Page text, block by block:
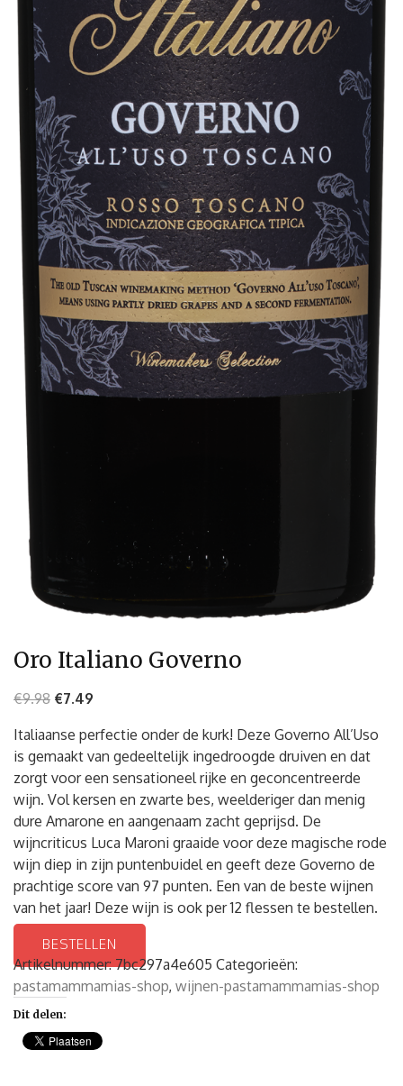
Oro Italiano Governo
€9.98 €7.49
Italiaanse perfectie onder de kurk! Deze Governo All’Uso
is gemaakt van gedeeltelijk ingedroogde druiven en dat
zorgt voor een sensationeel rijke en geconcentreerde
wijn. Vol kersen en zwarte bes, weelderiger dan menig
dure Amarone en aangenaam zacht geprijsd. De
wijncriticus Luca Maroni graaide voor deze magische rode
wijn diep in zijn puntenbuidel en geeft deze Governo de
prachtige score van 97 punten. Een van de beste wijnen
van het jaar! Deze wijn is ook per 12 flessen te bestellen.
BESTELLEN
Artikelnummer:7bc297a4e605 Categorieën:
pastamammamias-shop, wijnen-pastamammamias-shop
Dit delen: